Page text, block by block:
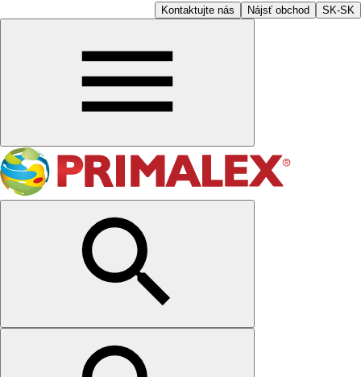
Kontaktujte nás Nájsť obchod SK-SK